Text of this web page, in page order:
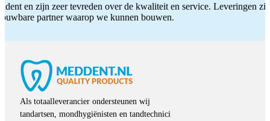
en zijn zeer tevreden over de kwaliteit en service. Leveringen
partner waarop we kunnen bouwen.
Als totaalleverancier ondersteunen wij
tandartsen, mondhygiënisten en tandtechnici